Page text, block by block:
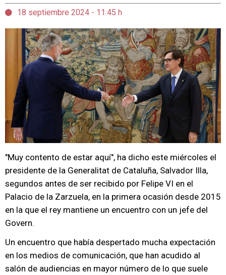
18 septiembre 2024 - 11:45 h
"Muy contento de estar aquí", ha dicho este miércoles el
presidente de la Generalitat de Cataluña, Salvador Illa,
segundos antes de ser recibido por Felipe VI en el
Palacio de la Zarzuela, en la primera ocasión desde 2015
en la que el rey mantiene un encuentro con un jefe del
Govern.
Un encuentro que había despertado mucha expectación
en los medios de comunicación, que han acudido al
salón de audiencias en mayor número de lo que suele